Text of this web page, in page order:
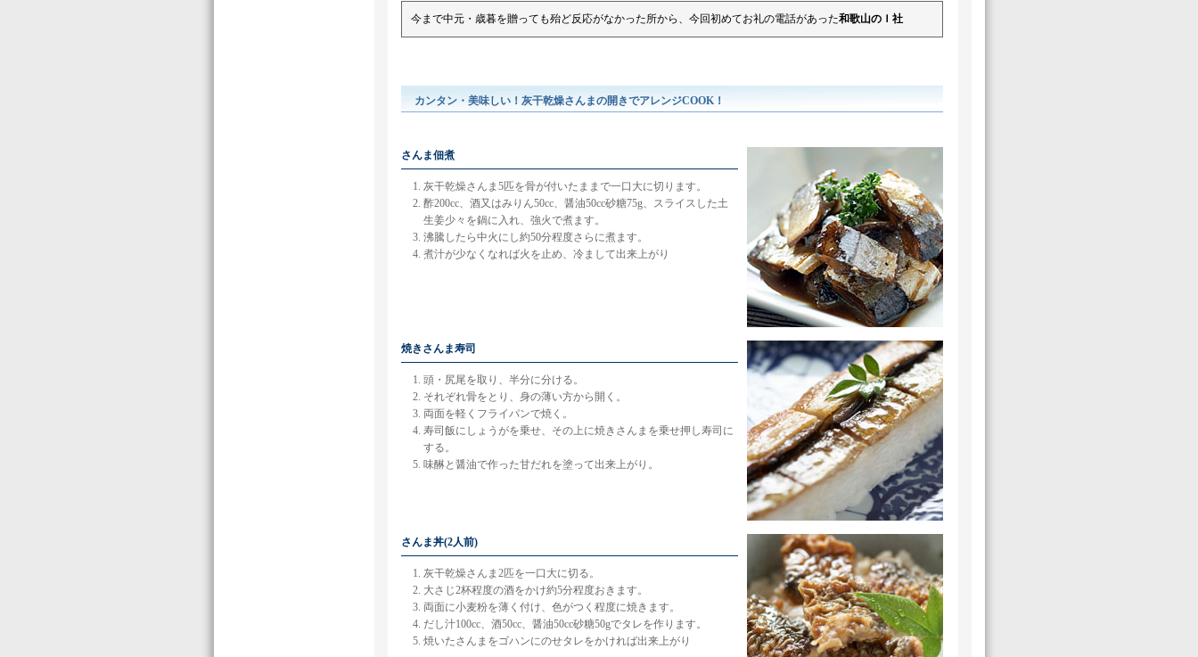
今まで中元・歳暮を贈っても殆ど反応がなかった所から、今回初めてお礼の電話があった和歌山のＩ社
カンタン・美味しい！灰干乾燥さんまの開きでアレンジCOOK！
さんま佃煮
灰干乾燥さんま5匹を骨が付いたままで一口大に切ります。
酢200cc、酒又はみりん50cc、醤油50cc砂糖75g、スライスした土
生姜少々を鍋に入れ、強火で煮ます。
沸騰したら中火にし約50分程度さらに煮ます。
煮汁が少なくなれば火を止め、冷まして出来上がり
焼きさんま寿司
頭・尻尾を取り、半分に分ける。
それぞれ骨をとり、身の薄い方から開く。
両面を軽くフライパンで焼く。
寿司飯にしょうがを乗せ、その上に焼きさんまを乗せ押し寿司に
する。
味醂と醤油で作った甘だれを塗って出来上がり。
さんま丼(2人前)
灰干乾燥さんま2匹を一口大に切る。
大さじ2杯程度の酒をかけ約5分程度おきます。
両面に小麦粉を薄く付け、色がつく程度に焼きます。
だし汁100cc、酒50cc、醤油50cc砂糖50gでタレを作ります。
焼いたさんまをゴハンにのせタレをかければ出来上がり